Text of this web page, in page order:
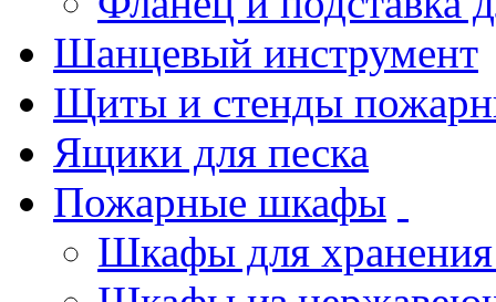
Шанцевый инструмент
Щиты и стенды
Ящики для песка
Пожарные шкафы
Шкафы для хранения